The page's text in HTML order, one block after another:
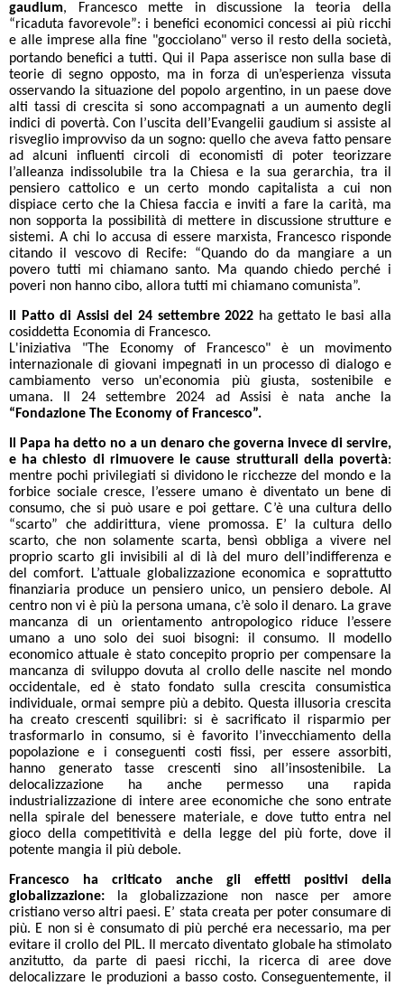
gaudium, Francesco mette in discussione la teoria della
“ricaduta favorevole”: i benefici economici concessi ai più ricchi
e alle imprese alla fine "gocciolano" verso il resto della società,
portando benefici a tutti. Qui il Papa asserisce non sulla base di
teorie di segno opposto, ma in forza di un’esperienza vissuta
osservando la situazione del popolo argentino, in un paese dove
alti tassi di crescita si sono accompagnati a un aumento degli
indici di povertà. Con l’uscita dell’Evangelii gaudium si assiste al
risveglio improvviso da un sogno: quello che aveva fatto pensare
ad alcuni influenti circoli di economisti di poter teorizzare
l’alleanza indissolubile tra la Chiesa e la sua gerarchia, tra il
pensiero cattolico e un certo mondo capitalista a cui non
dispiace certo che la Chiesa faccia e inviti a fare la carità, ma
non sopporta la possibilità di mettere in discussione strutture e
sistemi. A chi lo accusa di essere marxista, Francesco risponde
citando il vescovo di Recife: “Quando do da mangiare a un
povero tutti mi chiamano santo. Ma quando chiedo perché i
poveri non hanno cibo, allora tutti mi chiamano comunista”.
Il Patto di Assisi del 24 settembre 2022 ha gettato le basi alla
cosiddetta Economia di Francesco.
L'iniziativa "The Economy of Francesco" è un movimento
internazionale di giovani impegnati in un processo di dialogo e
cambiamento verso un'economia più giusta, sostenibile e
umana. Il 24 settembre 2024 ad Assisi è nata anche la
“Fondazione The Economy of Francesco”.
Il Papa ha detto no a un denaro che governa invece di servire,
e ha chiesto di rimuovere le cause strutturali della povertà:
mentre pochi privilegiati si dividono le ricchezze del mondo e la
forbice sociale cresce, l’essere umano è diventato un bene di
consumo, che si può usare e poi gettare. C’è una cultura dello
“scarto” che addirittura, viene promossa. E’ la cultura dello
scarto, che non solamente scarta, bensì obbliga a vivere nel
proprio scarto gli invisibili al di là del muro dell’indifferenza e
del comfort. L’attuale globalizzazione economica e soprattutto
finanziaria produce un pensiero unico, un pensiero debole. Al
centro non vi è più la persona umana, c’è solo il denaro. La grave
mancanza di un orientamento antropologico riduce l’essere
umano a uno solo dei suoi bisogni: il consumo. Il modello
economico attuale è stato concepito proprio per compensare la
mancanza di sviluppo dovuta al crollo delle nascite nel mondo
occidentale, ed è stato fondato sulla crescita consumistica
individuale, ormai sempre più a debito. Questa illusoria crescita
ha creato crescenti squilibri: si è sacrificato il risparmio per
trasformarlo in consumo, si è favorito l’invecchiamento della
popolazione e i conseguenti costi fissi, per essere assorbiti,
hanno generato tasse crescenti sino all’insostenibile. La
delocalizzazione ha anche permesso una rapida
industrializzazione di intere aree economiche che sono entrate
nella spirale del benessere materiale, e dove tutto entra nel
gioco della competitività e della legge del più forte, dove il
potente mangia il più debole.
Francesco ha criticato anche gli effetti positivi della
globalizzazione:
la globalizzazione non nasce per amore
cristiano verso altri paesi. E’ stata creata per poter consumare di
più. E non si è consumato di più perché era necessario, ma per
evitare il crollo del PIL.
Il mercato diventato globale ha stimolato
anzitutto, da parte di paesi ricchi, la ricerca di aree dove
delocalizzare le produzioni a basso costo. Conseguentemente, il